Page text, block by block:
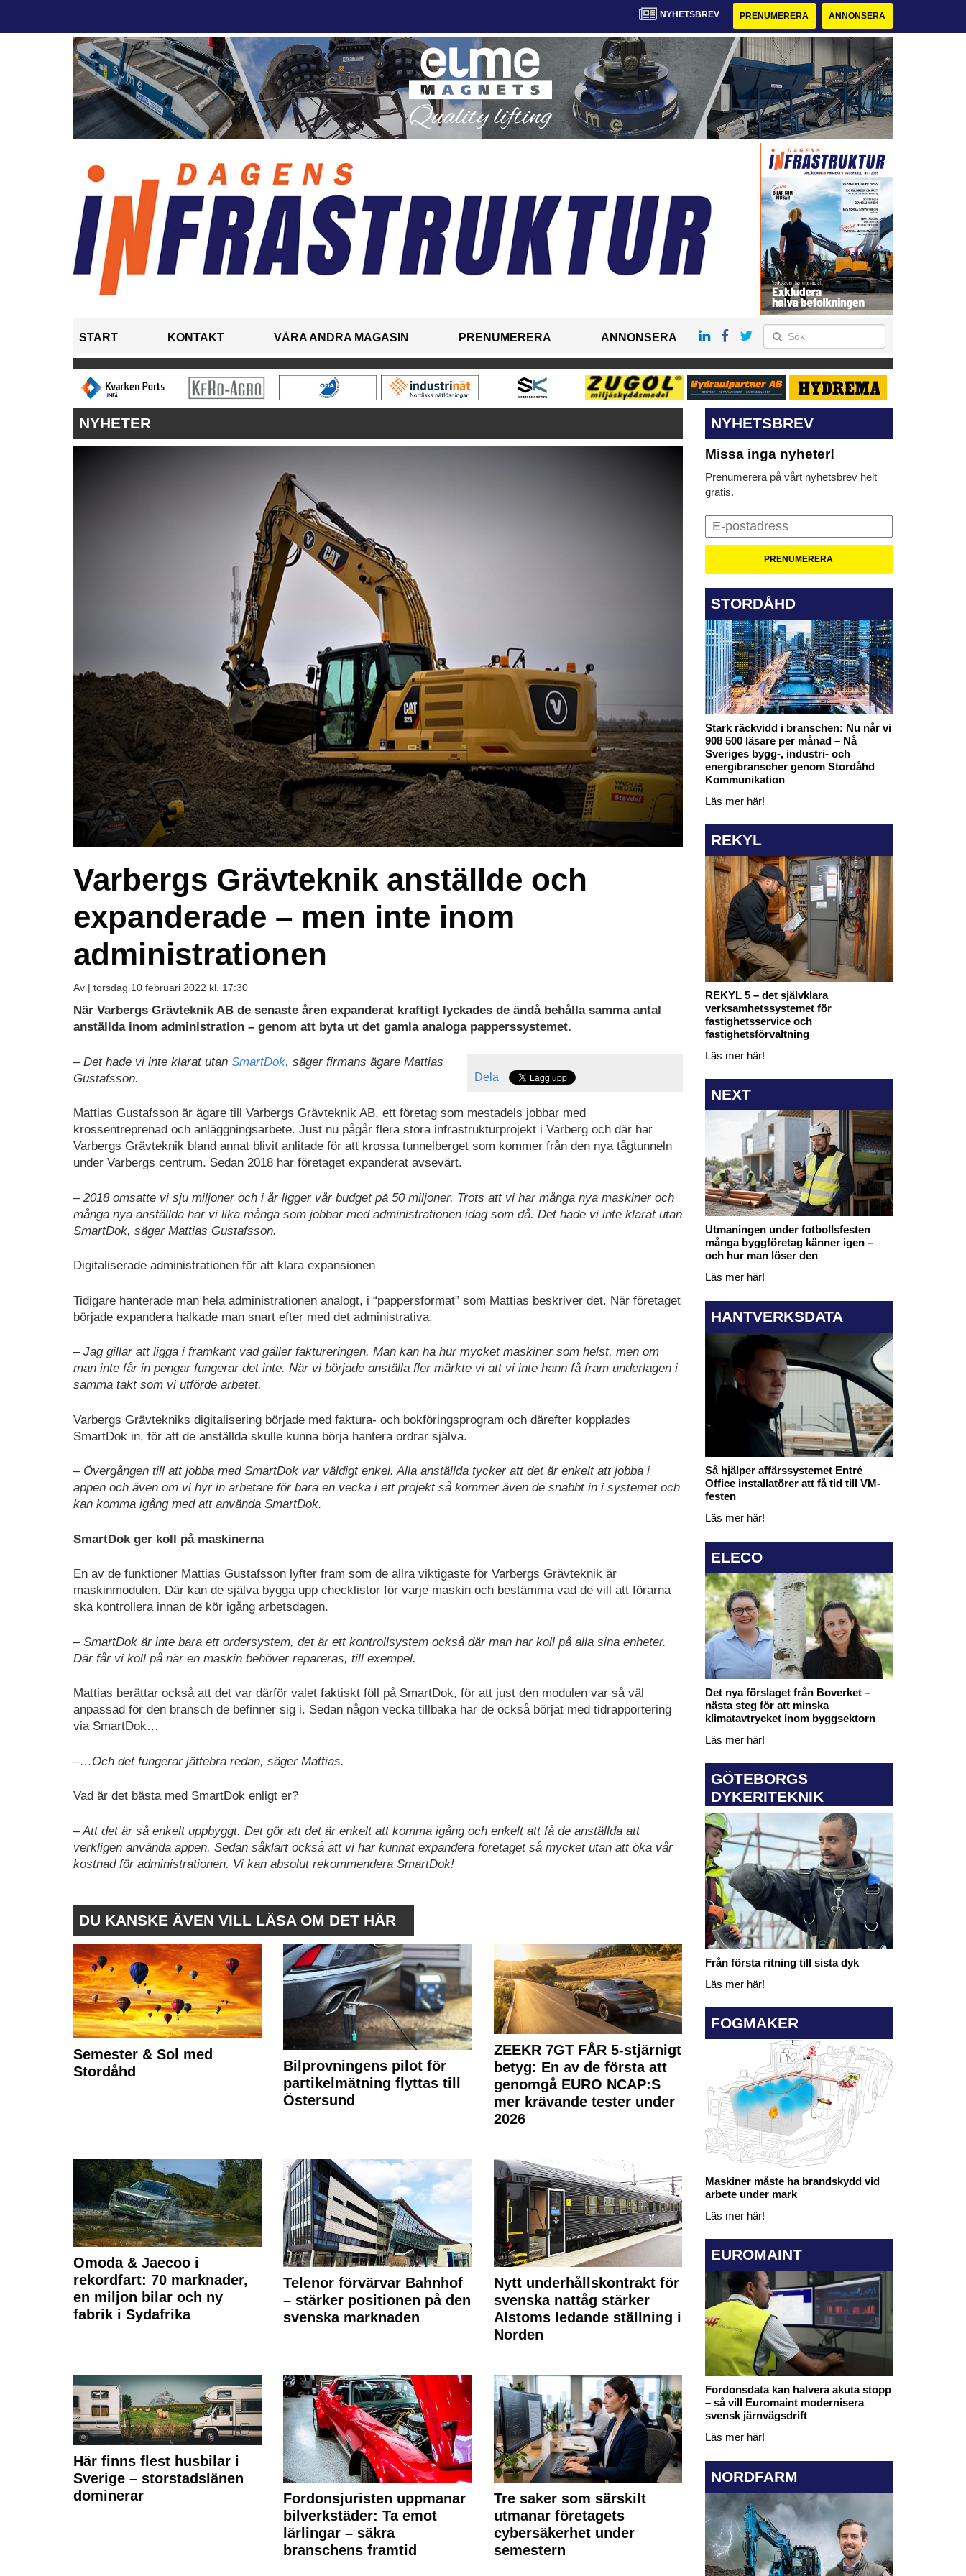
NYHETSBREV PRENUMERERA ANNONSERA
START KONTAKT VÅRA ANDRA MAGASIN PRENUMERERA ANNONSERA
NYHETER
Varbergs Grävteknik anställde och
expanderade – men inte inom
administrationen
Av | torsdag 10 februari 2022 kl. 17:30
När Varbergs Grävteknik AB de senaste åren expanderat kraftigt lyckades de ändå behålla samma antal
anställda inom administration – genom att byta ut det gamla analoga papperssystemet.
Dela
– Det hade vi inte klarat utan SmartDok, säger firmans ägare Mattias
Gustafsson.
Mattias Gustafsson är ägare till Varbergs Grävteknik AB, ett företag som mestadels jobbar med
krossentreprenad och anläggningsarbete. Just nu pågår flera stora infrastrukturprojekt i Varberg och där har
Varbergs Grävteknik bland annat blivit anlitade för att krossa tunnelberget som kommer från den nya tågtunneln
under Varbergs centrum. Sedan 2018 har företaget expanderat avsevärt.
– 2018 omsatte vi sju miljoner och i år ligger vår budget på 50 miljoner. Trots att vi har många nya maskiner och
många nya anställda har vi lika många som jobbar med administrationen idag som då. Det hade vi inte klarat utan
SmartDok, säger Mattias Gustafsson.
Digitaliserade administrationen för att klara expansionen
Tidigare hanterade man hela administrationen analogt, i “pappersformat” som Mattias beskriver det. När företaget
började expandera halkade man snart efter med det administrativa.
– Jag gillar att ligga i framkant vad gäller faktureringen. Man kan ha hur mycket maskiner som helst, men om
man inte får in pengar fungerar det inte. När vi började anställa fler märkte vi att vi inte hann få fram underlagen i
samma takt som vi utförde arbetet.
Varbergs Grävtekniks digitalisering började med faktura- och bokföringsprogram och därefter kopplades
SmartDok in, för att de anställda skulle kunna börja hantera ordrar själva.
– Övergången till att jobba med SmartDok var väldigt enkel. Alla anställda tycker att det är enkelt att jobba i
appen och även om vi hyr in arbetare för bara en vecka i ett projekt så kommer även de snabbt in i systemet och
kan komma igång med att använda SmartDok.
SmartDok ger koll på maskinerna
En av de funktioner Mattias Gustafsson lyfter fram som de allra viktigaste för Varbergs Grävteknik är
maskinmodulen. Där kan de själva bygga upp checklistor för varje maskin och bestämma vad de vill att förarna
ska kontrollera innan de kör igång arbetsdagen.
– SmartDok är inte bara ett ordersystem, det är ett kontrollsystem också där man har koll på alla sina enheter.
Där får vi koll på när en maskin behöver repareras, till exempel.
Mattias berättar också att det var därför valet faktiskt föll på SmartDok, för att just den modulen var så väl
anpassad för den bransch de befinner sig i. Sedan någon vecka tillbaka har de också börjat med tidrapportering
via SmartDok…
–…Och det fungerar jättebra redan, säger Mattias.
Vad är det bästa med SmartDok enligt er?
– Att det är så enkelt uppbyggt. Det gör att det är enkelt att komma igång och enkelt att få de anställda att
verkligen använda appen. Sedan såklart också att vi har kunnat expandera företaget så mycket utan att öka vår
kostnad för administrationen. Vi kan absolut rekommendera SmartDok!
DU KANSKE ÄVEN VILL LÄSA OM DET HÄR
Semester & Sol med
Stordåhd
Bilprovningens pilot för
partikelmätning flyttas till
Östersund
ZEEKR 7GT FÅR 5-stjärnigt
betyg: En av de första att
genomgå EURO NCAP:S
mer krävande tester under
2026
Omoda & Jaecoo i
rekordfart: 70 marknader,
en miljon bilar och ny
fabrik i Sydafrika
Telenor förvärvar Bahnhof
– stärker positionen på den
svenska marknaden
Nytt underhållskontrakt för
svenska nattåg stärker
Alstoms ledande ställning i
Norden
Här finns flest husbilar i
Sverige – storstadslänen
dominerar
Fordonsjuristen uppmanar
bilverkstäder: Ta emot
lärlingar – säkra
branschens framtid
Tre saker som särskilt
utmanar företagets
cybersäkerhet under
semestern
NYHETSBREV
Missa inga nyheter!
Prenumerera på vårt nyhetsbrev helt
gratis.
STORDÅHD
Stark räckvidd i branschen: Nu når vi
908 500 läsare per månad – Nå
Sveriges bygg-, industri- och
energibranscher genom Stordåhd
Kommunikation
Läs mer här!
REKYL
REKYL 5 – det självklara
verksamhetssystemet för
fastighetsservice och
fastighetsförvaltning
Läs mer här!
NEXT
Utmaningen under fotbollsfesten
många byggföretag känner igen –
och hur man löser den
Läs mer här!
HANTVERKSDATA
Så hjälper affärssystemet Entré
Office installatörer att få tid till VM-
festen
Läs mer här!
ELECO
Det nya förslaget från Boverket –
nästa steg för att minska
klimatavtrycket inom byggsektorn
Läs mer här!
GÖTEBORGS
DYKERITEKNIK
Från första ritning till sista dyk
Läs mer här!
FOGMAKER
Maskiner måste ha brandskydd vid
arbete under mark
Läs mer här!
EUROMAINT
Fordonsdata kan halvera akuta stopp
– så vill Euromaint modernisera
svensk järnvägsdrift
Läs mer här!
NORDFARM